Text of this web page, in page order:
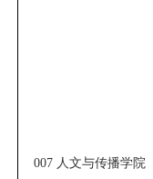
007 人文与传播学院